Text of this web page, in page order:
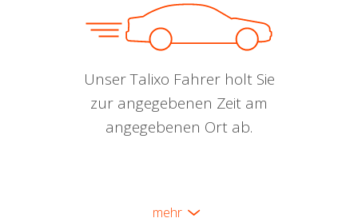
Unser Talixo Fahrer holt Sie
zur angegebenen Zeit am
angegebenen Ort ab.
mehr